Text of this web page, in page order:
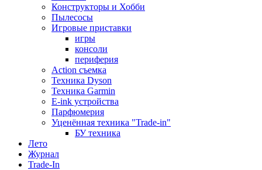
Конструкторы и Хобби
Пылесосы
Игровые приставки
игры
консоли
периферия
Action съемка
Техника Dyson
Техника Garmin
E-ink устройства
Парфюмерия
Уценённая техника "Trade-in"
БУ техника
Лето
Журнал
Trade-In